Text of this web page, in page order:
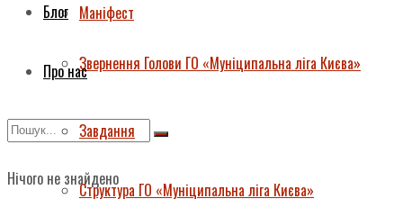
Маніфест
Звернення Голови ГО «Муніципальна ліга Києва»
Нічого не знайдено
Блог
Про нас
Завдання
Структура ГО «Муніципальна ліга Києва»